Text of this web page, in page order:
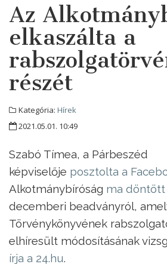
Az
elkaszálta a
részét
Kategória: Hírek
2021.05.01. 10:49
Szabó Tímea, a Párbeszéd
képviselője posztolta a
Alkotmánybíróság ma döntött
decemberi beadványról,
Törvénykönyvének
elhíresült módosításának
írja a 24.hu.